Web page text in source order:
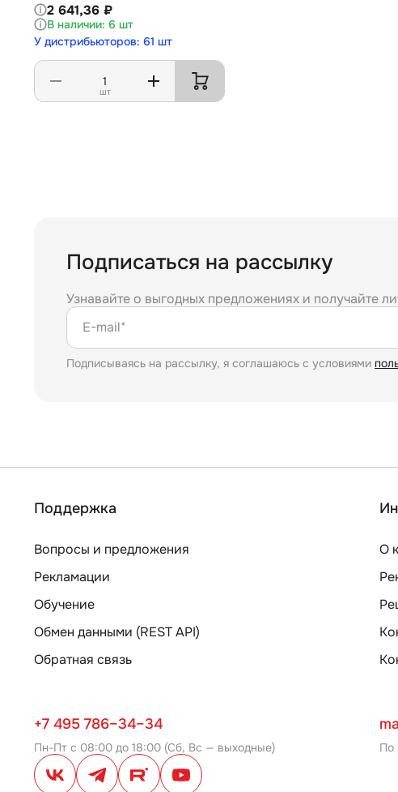
2 641,36 ₽
6 шт
У дистрибьюторов: 61 шт
шт
Подписаться на рассылку
Узнавайте о выгодных предложениях и получайте
E-mail*
Подписываясь на рассылку, я соглашаюсь с условиями
Поддержка
Вопросы и предложения
Рекламации
Обучение
Обмен данными (REST API)
Обратная связь
О
+7 495 786–34–34
Пн-Пт с 08:00 до 18:00 (Сб, Вс — выходные) По